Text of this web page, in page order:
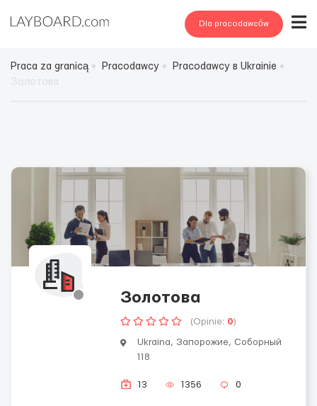
Dla pracodawców
Praca za granicą Pracodawcy
Pracodawcy в Ukrainie
Золотова
(Opinie: 0)
Ukraina, Запорожие, Соборный
118
13 1356 0